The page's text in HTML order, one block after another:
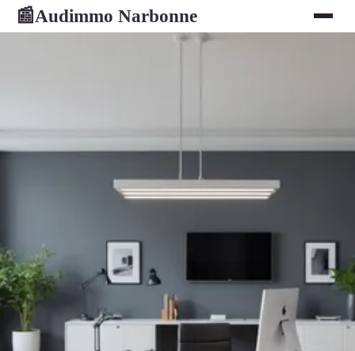
📰Audimmo Narbonne